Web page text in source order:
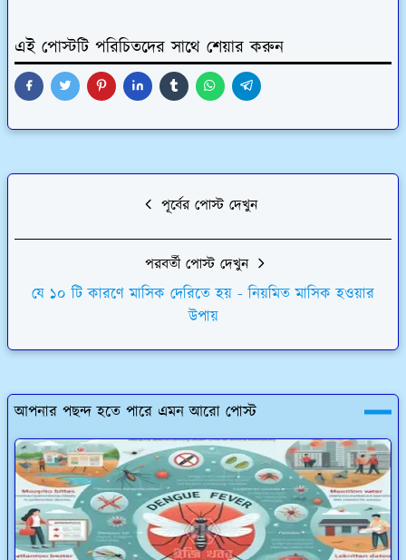
এই পোস্টটি পরিচিতদের সাথে শেয়ার করুন
পূর্বের পোস্ট দেখুন
পরবর্তী পোস্ট দেখুন
যে ১০ টি কারণে মাসিক দেরিতে হয় - নিয়মিত মাসিক হওয়ার
উপায়
আপনার পছন্দ হতে পারে এমন আরো পোস্ট